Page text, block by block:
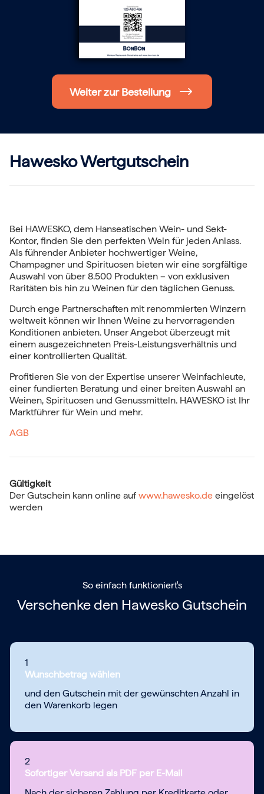
Frohe Weihnachten
Regionale Gutscheine
Berlin
Hamburg
Frankfurt
Köln
Düsseldorf
Stuttgart
Einlösbar für alle 10.000 Partner und 3 Jahre gültig
Das ideale Geschenk für alle Anlässe
Weiter zur Bestellung
Hawesko Wertgutschein
Bei HAWESKO, dem Hanseatischen Wein- und Sekt-
Kontor, finden Sie den perfekten Wein für jeden Anlass.
Als führender Anbieter hochwertiger Weine,
Champagner und Spirituosen bieten wir eine sorgfältige
Auswahl von über 8.500 Produkten – von exklusiven
Raritäten bis hin zu Weinen für den täglichen Genuss.
Durch enge Partnerschaften mit renommierten Winzern
weltweit können wir Ihnen Weine zu hervorragenden
Konditionen anbieten. Unser Angebot überzeugt mit
einem ausgezeichneten Preis-Leistungsverhältnis und
einer kontrollierten Qualität.
Profitieren Sie von der Expertise unserer Weinfachleute,
einer fundierten Beratung und einer breiten Auswahl an
Weinen, Spirituosen und Genussmitteln. HAWESKO ist Ihr
Marktführer für Wein und mehr.
AGB
Gültigkeit
Der Gutschein kann online auf www.hawesko.de eingelöst
werden
So einfach funktioniert's
Verschenke den Hawesko Gutschein
1
Wunschbetrag wählen
und den Gutschein mit der gewünschten Anzahl in
den Warenkorb legen
2
Sofortiger Versand als PDF per E-Mail